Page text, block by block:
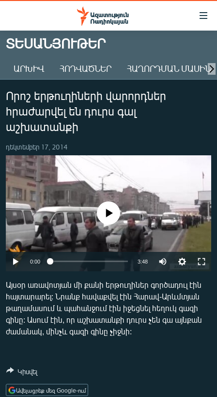
Մատչելիության
Անցնել
հիմնական
Անցնել
հիմնական
մենյուին
Որոնում
ԱԶԱՏՈՒԹՅՈՒՆ TV
ՀԱՅԱՍՏԱՆ
ԸՆՏՐՈՒԹՅՈՒՆՆԵՐ 2026
ԻՐԱՎՈՒՆՔ
ՏՆՏԵՍՈՒԹՅՈՒՆ
ՂԱՐԱԲԱՂ
ՊԱՏԵՐԱԶՄԻ 6 ՇԱԲԱԹՆԵՐԸ
ՏԱՐԱԾԱՇՐՋԱՆ
ՄԻՋԱԶԳԱՅԻՆ
ՄՇԱԿՈՒՅԹ
ՍՊՈՐՏ
ՏՏ ԵՒ ԻՆՏԵՐՆԵՏ
ԿՈՐՈՆԱՎԻՐՈՒՍ
ԱՐԽԻՎ
ԲԱՆԱՎԵՃ
ՁԳՏԵԼՈՎ ԼԱՎԱԳՈՒՅՆԻՆ
ՏԵՍԱՆՅՈՒԹԵՐ
ԱՐԽԻՎ ՀՈԴՎԱԾՆԵՐ ՀԱՂՈՐԴՄԱՆ ՄԱՍԻՆ
Որոշ երթուղիների վարորդներ
հրաժարվել են դուրս գալ
աշխատանքի
դեկտեմբեր 17, 2014
No media source currently available
0:00 3:48
Այսօր առավոտյան մի քանի երթուղիներ գործադուլ էին
հայտարարել: Նրանք հավաքվել էին Հարավ-Արևմտյան
թաղամասում և պահանջում էին իջեցնել հեղուկ գազի
գինը: Ասում էին, որ աշխատանքի դուրս չեն գա այնքան
ժամանակ, մինչև գազի գինը չիջնի:
Կիսվել
Ավելացրեք մեզ Google-ում